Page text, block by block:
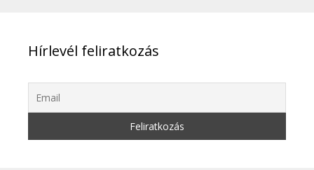
Hírlevél feliratkozás